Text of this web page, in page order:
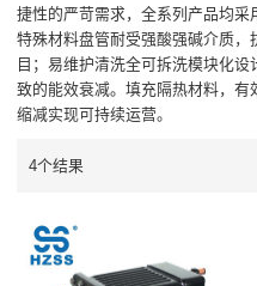
捷性的严苛需求，全系列产品均
特殊材料盘管耐受强酸强碱介质
目；易维护清洗全可拆洗模块化
致的能效衰减。填充隔热材料，
缩减实现可持续运营。
4个结果